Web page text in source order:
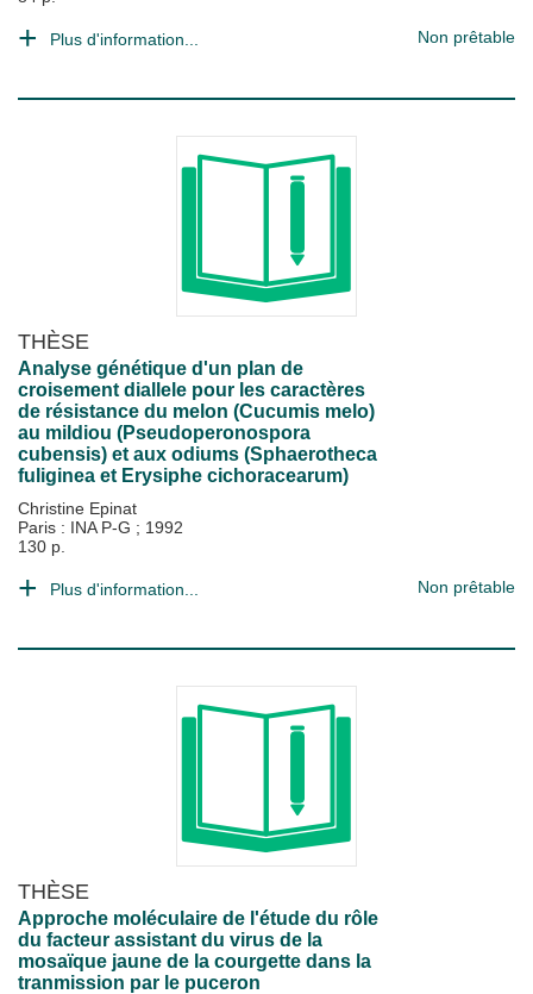
Plus d'information... Non prêtable
THÈSE
Analyse génétique d'un plan de
croisement diallele pour les caractères
de résistance du melon (Cucumis melo)
au mildiou (Pseudoperonospora
cubensis) et aux odiums (Sphaerotheca
fuliginea et Erysiphe cichoracearum)
Christine Epinat
Paris : INA P-G ; 1992
130 p.
Plus d'information... Non prêtable
THÈSE
Approche moléculaire de l'étude du rôle
du facteur assistant du virus de la
mosaïque jaune de la courgette dans la
tranmission par le puceron